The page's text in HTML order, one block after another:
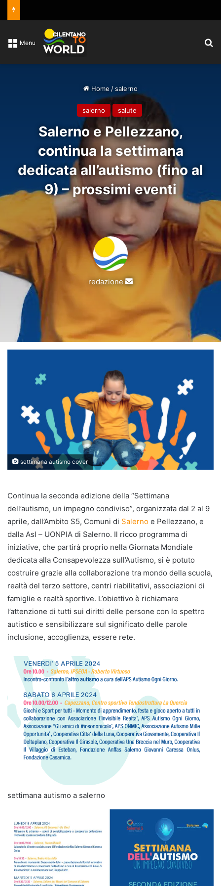
Menu
Home /salerno
salerno salute
Salerno e Pellezzano,
continua la settimana
dedicata all’autismo (fino al
9) – prossimi eventi
redazione
Invia
settimana autismo cover
Continua la seconda edizione della “Settimana
dell’autismo, un impegno condiviso”, organizzata dal 2 al 9
aprile, dall’Ambito S5, Comuni di Salerno e Pellezzano, e
dalla Asl – UONPIA di Salerno. Il ricco programma di
iniziative, che partirà proprio nella Giornata Mondiale
dedicata alla Consapevolezza sull’Autismo, si è potuto
costruire grazie alla collaborazione tra mondo della scuola,
realtà del terzo settore, centri riabilitativi, associazioni di
famiglie e realtà sportive. L’obiettivo è richiamare
l’attenzione di tutti sui diritti delle persone con lo spettro
autistico e sensibilizzare sul significato delle parole
inclusione, accoglienza, essere rete.
settimana autismo a salerno